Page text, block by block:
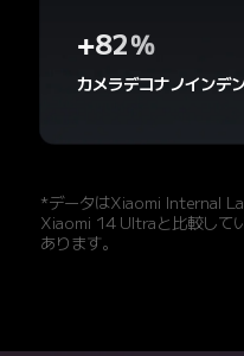
+82%
カメラデコナノインデ
*データはXiaomi Internal
Xiaomi 14 Ultraと比較して
あります。